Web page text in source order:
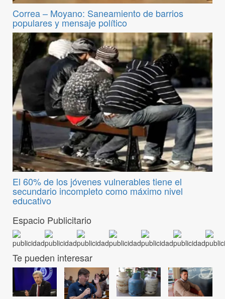
Correa – Moyano: Saneamiento de barrios
populares y mensaje político
El 60% de los jóvenes vulnerables tiene el
secundario incompleto como máximo nivel
educativo
Espacio Publicitario
Te pueden interesar